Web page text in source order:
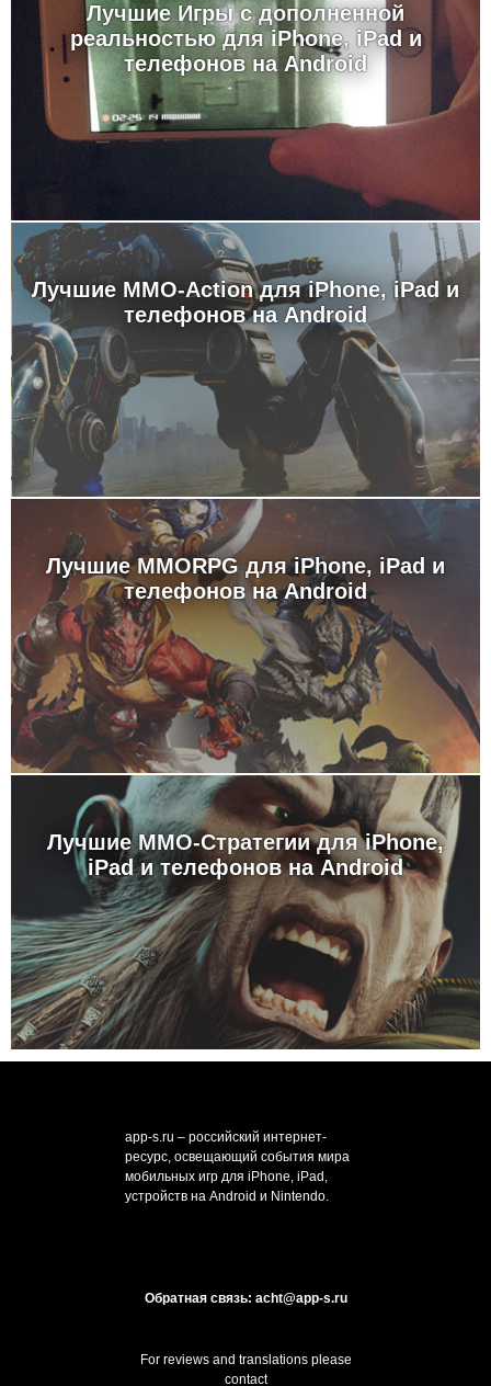
Лучшие Игры с дополненной
реальностью для iPhone, iPad и
телефонов на Android
Лучшие MMO-Action для iPhone, iPad и
телефонов на Android
Лучшие MMORPG для iPhone, iPad и
телефонов на Android
Лучшие MMO-Стратегии для iPhone,
iPad и телефонов на Android
app-s.ru – российский интернет-
ресурс, освещающий события мира
мобильных игр для iPhone, iPad,
устройств на Android и Nintendo.
Обратная связь: acht@app-s.ru
For reviews and translations please
contact